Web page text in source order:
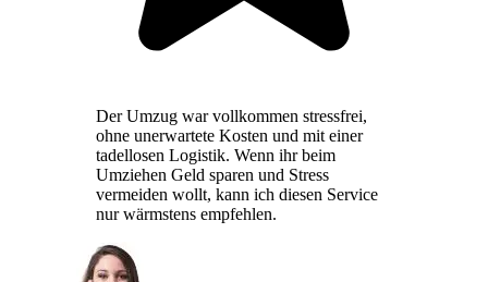
Der Umzug war vollkommen stressfrei,
ohne unerwartete Kosten und mit einer
tadellosen Logistik. Wenn ihr beim
Umziehen Geld sparen und Stress
vermeiden wollt, kann ich diesen Service
nur wärmstens empfehlen.